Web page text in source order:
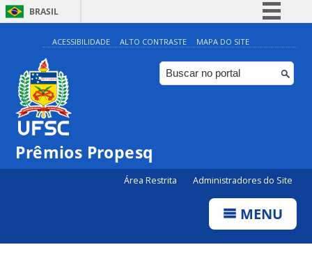
BRASIL
Simplifique!
Comunica BR
Participe
ACESSIBILIDADE ALTO CONTRASTE MAPA DO SITE
Prêmios Propesq
Área Restrita Administradores do Site
MENU